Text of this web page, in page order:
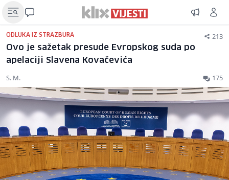
ODLUKA IZ STRAZBURA 213
Ovo je sažetak presude Evropskog suda po
apelaciji Slavena Kovačevića
S. M. 175